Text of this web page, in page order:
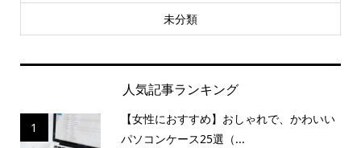
未分類
人気記事ランキング
1
【女性におすすめ】おしゃれで、かわいい
パソコンケース25選（...